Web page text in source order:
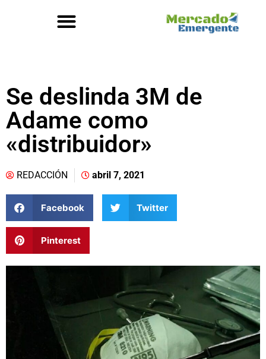
Se deslinda 3M de
Adame como
«distribuidor»
REDACCIÓN abril 7, 2021
Facebook Twitter
Pinterest